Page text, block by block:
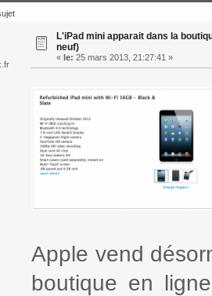
L'iPad mini apparait dans la
neuf)
« le: 25 mars 2013, 21:27:41 »
Apple vend
boutique en